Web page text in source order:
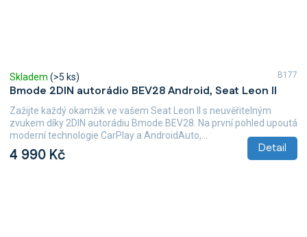
Bmode 2DIN autorádio BEV28 Android, Seat Leon II
Skladem (>5 ks)
4 990 Kč Detail
Zažijte každý okamžik ve vašem Seat Leon II s neuvěřitelným
zvukem díky 2DIN autorádiu Bmode BEV28. Na první pohled upoutá
moderní technologie CarPlay a AndroidAuto,...
B177